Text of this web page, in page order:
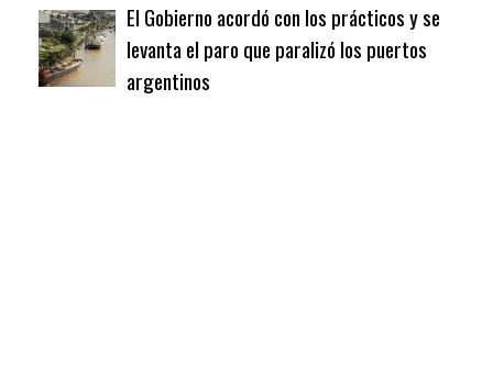
El Gobierno acordó con los prácticos y se
levanta el paro que paralizó los puertos
argentinos